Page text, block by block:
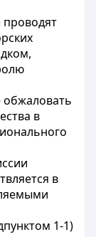
обжаловать
в
в
1-1)